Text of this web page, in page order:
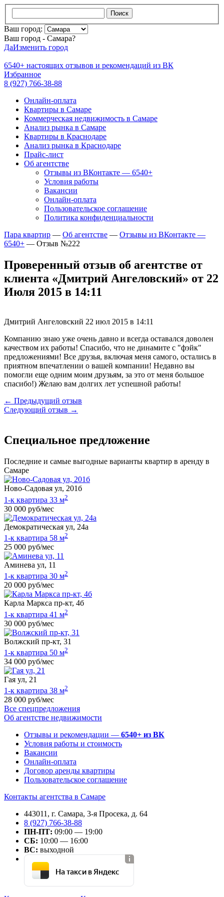
Поиск
Ваш город:
Ваш город - Самара?
ДаИзменить город
6540+ настоящих отзывов и рекомендаций из ВК
Избранное
8 (927) 766-38-88
Онлайн-оплата
Квартиры в Самаре
Коммерческая недвижимость в Самаре
Анализ рынка в Самаре
Квартиры в Краснодаре
Анализ рынка в Краснодаре
Прайс-лист
Об агентстве
Отзывы из ВКонтакте — 6540+
Условия работы
Вакансии
Онлайн-оплата
Пользовательское соглашение
Политика конфиденциальности
Пара квартир — Об агентстве — Отзывы из ВКонтакте —
6540+ — Отзыв №222
Проверенный отзыв об агентстве от
клиента «Дмитрий Ангеловский» от 22
Июля 2015 в 14:11
Дмитрий Ангеловский 22 июл 2015 в 14:11
Компанию знаю уже очень давно и всегда оставался доволен
качеством их работы! Спасибо, что не динамите с "фэйк"
предложениями! Все друзья, включая меня самого, остались в
приятном впечатлении о вашей компании! Недавно вы
помогли еще одним моим друзьям, за это от меня большое
спасибо!) Желаю вам долгих лет успешной работы!
← Предыдущий отзыв
Следующий отзыв →
Специальное предложение
Последние и самые выгодные варианты квартир в аренду в
Самаре
Ново-Садовая ул, 201б
1-к квартира 33 м2
30 000 руб/мес
Демократическая ул, 24а
1-к квартира 58 м2
25 000 руб/мес
Аминева ул, 11
1-к квартира 30 м2
20 000 руб/мес
Карла Маркса пр-кт, 4б
1-к квартира 41 м2
30 000 руб/мес
Волжский пр-кт, 31
1-к квартира 50 м2
34 000 руб/мес
Гая ул, 21
1-к квартира 38 м2
28 000 руб/мес
Все спецпредложения
Об агентстве недвижимости
Отзывы и рекомендации — 6540+ из ВК
Условия работы и стоимость
Вакансии
Онлайн-оплата
Договор аренды квартиры
Пользовательское соглашение
Контакты агентства в Самаре
443011, г. Самара, 3-я Просека, д. 64
8 (927) 766-38-88
ПН-ПТ: 09:00 — 19:00
СБ: 10:00 — 16:00
ВС: выходной
На такси в Яндекс